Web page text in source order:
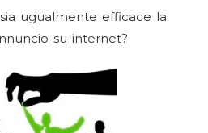
ugualmente efficace la
su internet?